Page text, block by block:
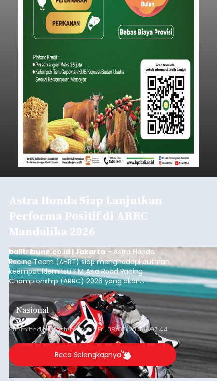
Astra Honda Siap Lanjutkan
Performa Positif di ARRC
Mandalika 2026
balitribune.co.id | Jakarta – Astra Honda
Racing Team (AHRT) siap menghadapi putaran
keempat Idemitsu FIM Asia Road Racing
Championship (ARRC) 2026 yang akan
berlangsung di Pertamina Mandalika
International Circuit, Lombok, Nusa Tenggara
Barat, pada 7–9 Agustus 2026.
Nasional
Submitted bycontributoronFri, 08/07/2026 - 07:44
Baca Selengkapnya